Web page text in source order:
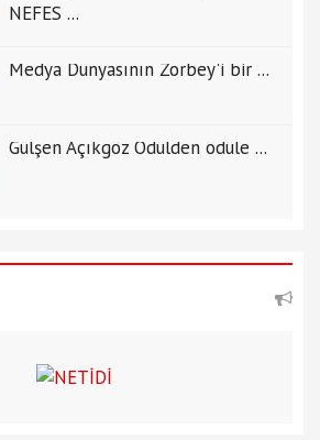
NEFES ...
Medya Dünyasının Zorbey'i bir ...
Gülşen Açıkgöz Ödülden ödüle ...